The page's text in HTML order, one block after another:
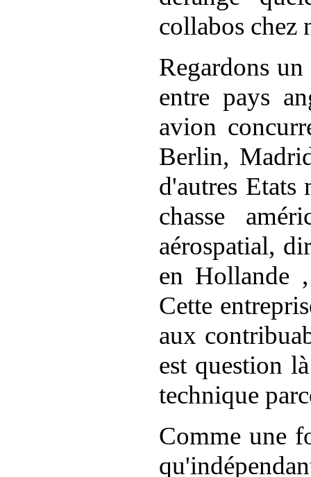
collabos chez
Regardons
entre pays
avion
Berlin,
d'autres Etats
chasse
aérospatial,
en Hollande
Cette
aux
est question
technique
Comme une